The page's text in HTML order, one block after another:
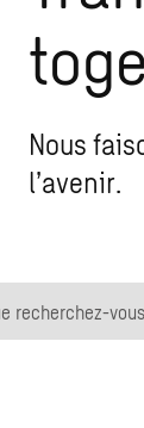
Nous
l’avenir.